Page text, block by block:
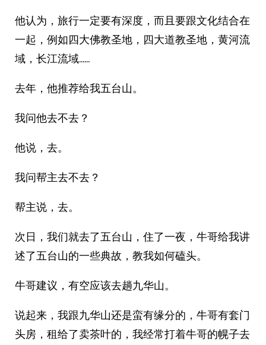
他认为，旅行一定要有深度，而且要跟文化结合在
一起，例如四大佛教圣地，四大道教圣地，黄河流
域，长江流域……
去年，他推荐给我五台山。
我问他去不去？
他说，去。
我问帮主去不去？
帮主说，去。
次日，我们就去了五台山，住了一夜，牛哥给我讲
述了五台山的一些典故，教我如何磕头。
牛哥建议，有空应该去趟九华山。
说起来，我跟九华山还是蛮有缘分的，牛哥有套门
头房，租给了卖茶叶的，我经常打着牛哥的幌子去